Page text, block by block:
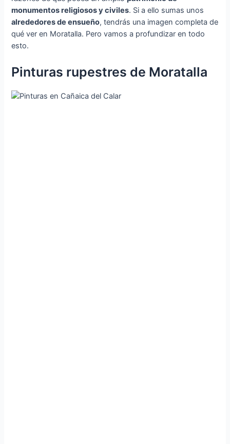
monumentos religiosos y civiles. Si a ello sumas unos
alrededores de ensueño, tendrás una imagen completa de
qué ver en Moratalla. Pero vamos a profundizar en todo
esto.
Pinturas rupestres de Moratalla